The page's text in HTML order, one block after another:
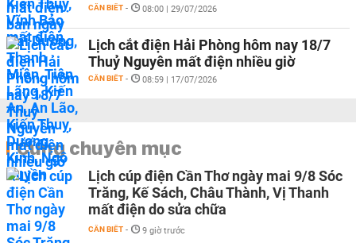
CẦN BIẾT - 08:00 | 29/07/2026
Lịch cắt điện Hải Phòng hôm nay 18/7
Thuỷ Nguyên mất điện nhiều giờ
CẦN BIẾT - 08:59 | 17/07/2026
Cùng chuyên mục
Lịch cúp điện Cần Thơ ngày mai 9/8 Sóc
Trăng, Kế Sách, Châu Thành, Vị Thanh
mất điện do sửa chữa
CẦN BIẾT - 9 giờ trước